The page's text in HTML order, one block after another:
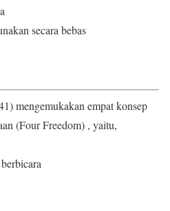
secara bebas
mengemukakan empat konsep
(Four Freedom) , yaitu,